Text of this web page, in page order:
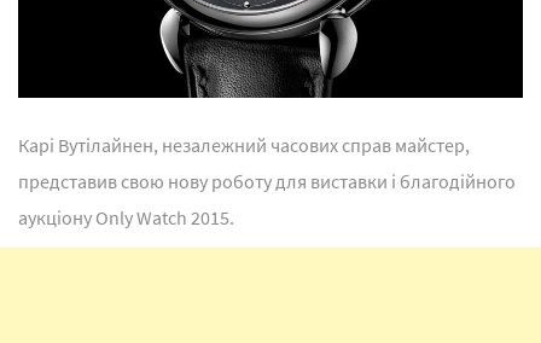
Карі Вутілайнен, незалежний часових справ майстер,
представив свою нову роботу для виставки і благодійного
аукціону Only Watch 2015.